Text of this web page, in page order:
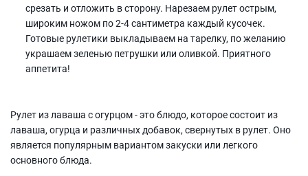
срезать и отложить в сторону. Нарезаем рулет острым,
широким ножом по 2-4 сантиметра каждый кусочек.
Готовые рулетики выкладываем на тарелку, по желанию
украшаем зеленью петрушки или оливкой. Приятного
аппетита!
Рулет из лаваша с огурцом - это блюдо, которое состоит из
лаваша, огурца и различных добавок, свернутых в рулет. Оно
является популярным вариантом закуски или легкого
основного блюда.